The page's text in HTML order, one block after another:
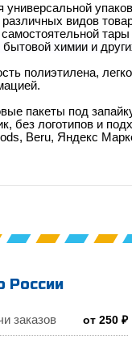
различных видов
бытовой химии и
полиэтилена,
пакеты под
без логотипов и
Beru, Яндекс
России
заказов от 250 ₽